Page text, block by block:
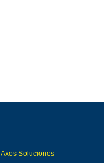
Axos Soluciones